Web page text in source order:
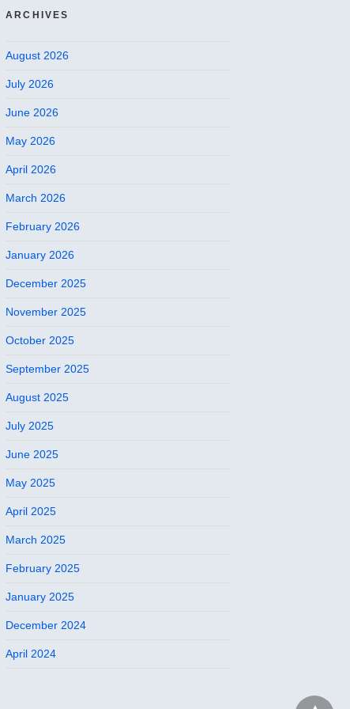
ARCHIVES
August 2026
July 2026
June 2026
May 2026
April 2026
March 2026
February 2026
January 2026
December 2025
November 2025
October 2025
September 2025
August 2025
July 2025
June 2025
May 2025
April 2025
March 2025
February 2025
January 2025
December 2024
April 2024